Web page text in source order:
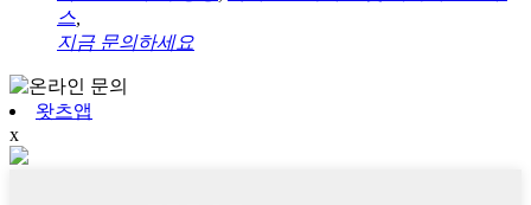
스
지금 문의하세요
왓츠앱
x